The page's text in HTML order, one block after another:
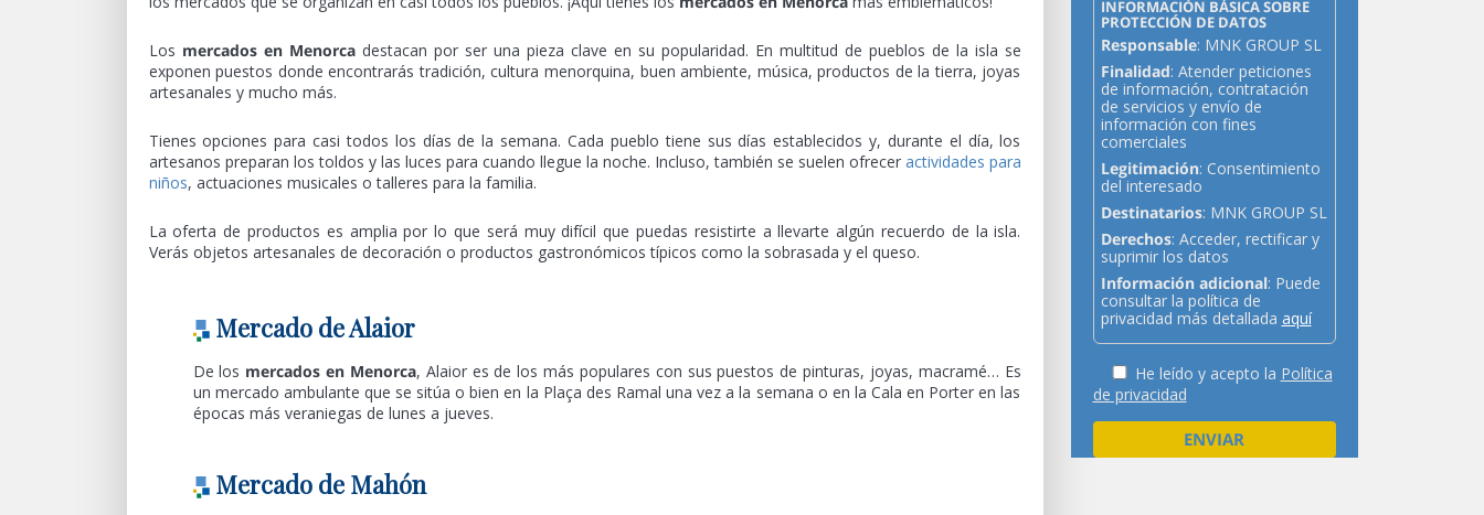
Los mercados en Menorcadestacan por ser una pieza clave en su popularidad. En multitud de pueblos de la isla se
exponen puestos donde encontrarás tradición, cultura menorquina, buen ambiente, música, productos de la tierra, joyas
artesanales y mucho más.
Tienes opciones para casi todos los días de la semana. Cada pueblo tiene sus días establecidos y, durante el día, los
artesanos preparan los toldos y las luces para cuando llegue la noche. Incluso, también se suelen ofrecer actividades para
niños, actuaciones musicales o talleres para la familia.
La oferta de productos es amplia por lo que será muy difícil que puedas resistirte a llevarte algún recuerdo de la isla.
Verás objetos artesanales de decoración o productos gastronómicos típicos como la sobrasada y el queso.
Mercado de Alaior
De los mercados en Menorca, Alaior es de los más populares con sus puestos de pinturas, joyas, macramé… Es
un mercado ambulante que se sitúa o bien en la Plaça des Ramal una vez a la semana o en la Cala en Porter en las
épocas más veraniegas de lunes a jueves.
Mercado de Mahón
INFORMACIÓN BÁSICA SOBRE
PROTECCIÓN DE DATOS
Responsable: MNK GROUP SL
Finalidad: Atender peticiones
de información, contratación
de servicios y envío de
información con fines
comerciales
Legitimación: Consentimiento
del interesado
Destinatarios: MNK GROUP SL
Derechos: Acceder, rectificar y
suprimir los datos
Información adicional: Puede
consultar la política de
privacidad más detallada aquí
He leído y acepto la Política
de privacidad